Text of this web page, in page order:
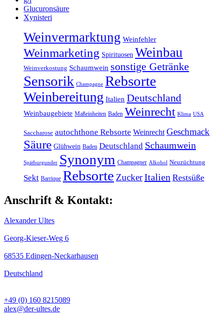
Glucuronsäure
Xynisteri
Weinvermarktung Weinfehler
Weinmarketing Spirituosen Weinbau
Weinverkostung Schaumwein sonstige Getränke
Sensorik Champagne Rebsorte
Weinbereitung Italien Deutschland
Weinbaugebiete Maßeinheiten Baden Weinrecht Klima USA
Saccharose autochthone Rebsorte Weinrecht Geschmack
Säure Glühwein Baden Deutschland Schaumwein
Spätburgunder Synonym Champagner Alkohol Neuzüchtung
Sekt Barrique Rebsorte ZuckerItalien Restsüße
Anschrift & Kontakt:
Alexander Ultes
Georg-Kieser-Weg 6
68535 Edingen-Neckarhausen
Deutschland
+49 (0) 160 8215089
alex@der-ultes.de